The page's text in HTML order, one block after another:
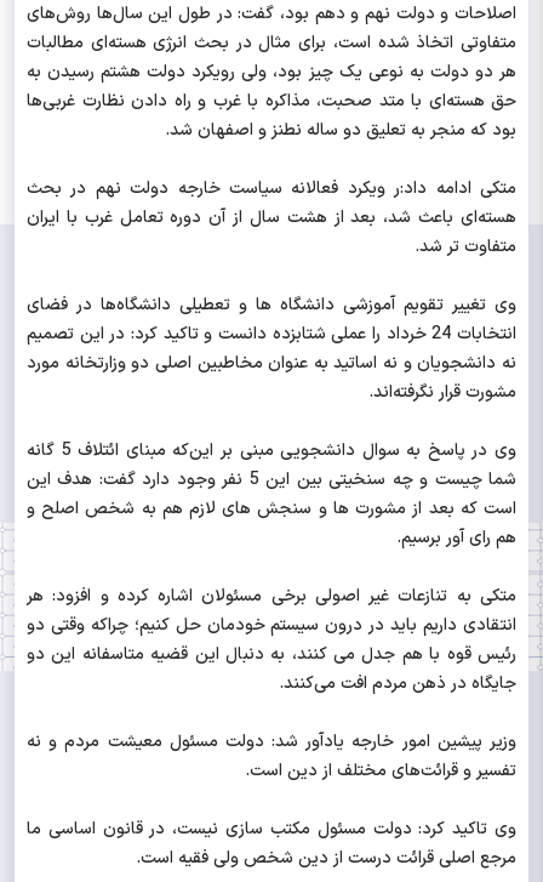
اصلاحات و دولت نهم و دهم بود، گفت: در طول این سال‌ها روش‌های
متفاوتی اتخاذ شده است، برای مثال در بحث انرژی هسته‌ای مطالبات
هر دو دولت به نوعی یک چیز بود، ولی رویکرد دولت هشتم رسیدن به
حق هسته‌ای با متد صحبت، مذاکره با غرب و راه دادن نظارت غربی‌ها
بود که منجر به تعلیق دو ساله نطنز و اصفهان شد.
متکی ادامه داد:ر ویکرد فعالانه سیاست خارجه دولت نهم در بحث
هسته‌ای باعث شد، بعد از هشت سال از آن دوره تعامل غرب با ایران
متفاوت تر شد.
وی تغییر تقویم آموزشی دانشگاه ها و تعطیلی دانشگاه‌ها در فضای
انتخابات 24 خرداد را عملی شتابزده دانست و تاکید کرد: در این تصمیم
نه دانشجویان و نه اساتید به عنوان مخاطبین اصلی دو وزارتخانه مورد
مشورت قرار نگرفته‌اند.
وی در پاسخ به سوال دانشجویی مبنی بر این‌که مبنای ائتلاف 5 گانه
شما چیست و چه سنخیتی بین این 5 نفر وجود دارد گفت: هدف این
است که بعد از مشورت ها و سنجش های لازم هم به شخص اصلح و
هم رای آور برسیم.
متکی به تنازعات غیر اصولی برخی مسئولان اشاره کرده و افزود: هر
انتقادی داریم باید در درون سیستم خودمان حل کنیم؛ چراکه وقتی دو
رئیس قوه با هم جدل می کنند، به دنبال این قضیه متاسفانه این دو
جایگاه در ذهن مردم افت می‌کنند.
وزیر پیشین امور خارجه یادآور شد: دولت مسئول معیشت مردم و نه
تفسیر و قرائت‌های مختلف از دین است.
وی تاکید کرد: دولت مسئول مکتب سازی نیست، در قانون اساسی ما
مرجع اصلی قرائت درست از دین شخص ولی فقیه است.